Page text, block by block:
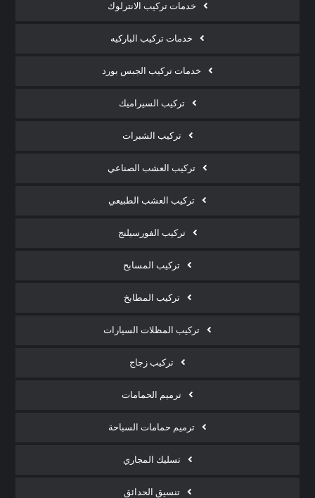
خدمات تركيب الانترلوك
خدمات تركيب الباركيه
خدمات تركيب الجبس بورد
تركيب السيراميك
تركيب الشبرات
تركيب العشب الصناعي
تركيب العشب الطبيعي
تركيب الفورسيلنج
تركيب المسابح
تركيب المطابخ
تركيب المظلات السيارات
تركيب زجاج
ترميم الحمامات
ترميم حمامات السباحة
تسليك المجاري
تنسيق الحدائق